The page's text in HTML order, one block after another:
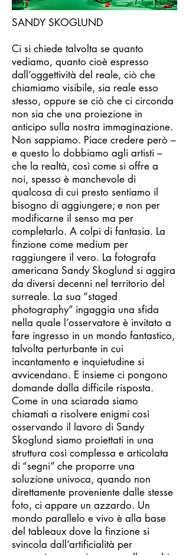
SANDY SKOGLUND
Ci si chiede talvolta se quanto
vediamo, quanto cioè espresso
dall’oggettività del reale, ciò che
chiamiamo visibile, sia reale esso
stesso, oppure se ciò che ci circonda
non sia che una proiezione in
anticipo sulla nostra immaginazione.
Non sappiamo. Piace credere però –
e questo lo dobbiamo agli artisti –
che la realtà, così come si offre a
noi, spesso è manchevole di
qualcosa di cui presto sentiamo il
bisogno di aggiungere; e non per
modificarne il senso ma per
completarlo. A colpi di fantasia. La
finzione come medium per
raggiungere il vero. La fotografa
americana Sandy Skoglund si aggira
da diversi decenni nel territorio del
surreale. La sua “staged
photography” ingaggia una sfida
nella quale l’osservatore è invitato a
fare ingresso in un mondo fantastico,
talvolta perturbante in cui
incantamento e inquietudine si
avvicendano. E insieme ci pongono
domande dalla difficile risposta.
Come in una sciarada siamo
chiamati a risolvere enigmi così
osservando il lavoro di Sandy
Skoglund siamo proiettati in una
struttura così complessa e articolata
di “segni” che proporre una
soluzione univoca, quando non
direttamente proveniente dalle stesse
foto, ci appare un azzardo. Un
mondo parallelo e vivo è alla base
del tableaux dove la finzione si
svincola dall’artificialità per